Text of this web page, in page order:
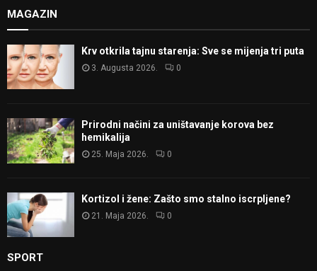
MAGAZIN
Krv otkrila tajnu starenja: Sve se mijenja tri puta
3. Augusta 2026. 0
Prirodni načini za uništavanje korova bez
hemikalija
25. Maja 2026. 0
Kortizol i žene: Zašto smo stalno iscrpljene?
21. Maja 2026. 0
SPORT